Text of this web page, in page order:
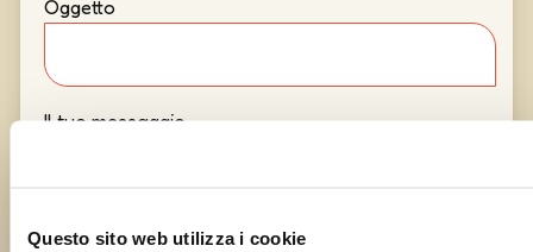
Questo sito web utilizza i cookie
Oggetto
Il tuo messaggio